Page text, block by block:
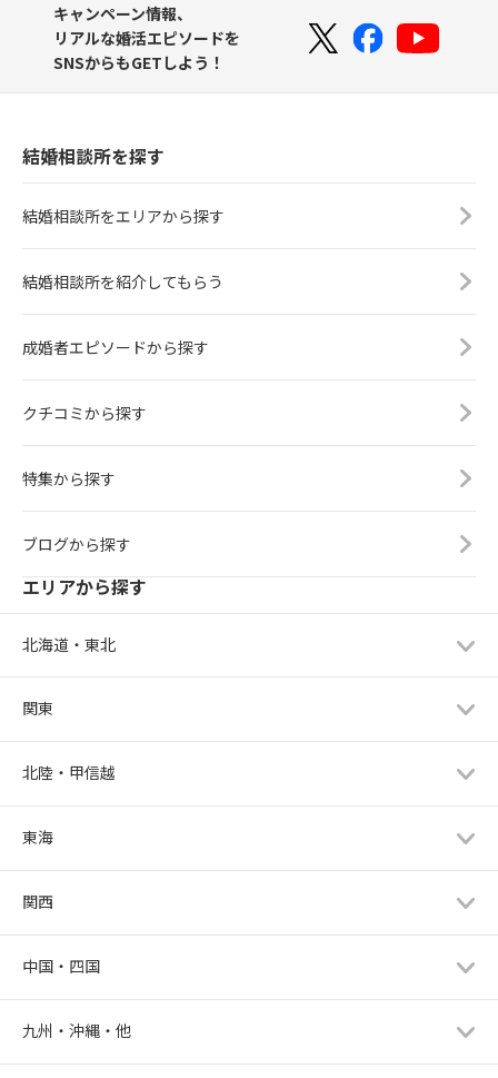
キャンペーン情報、
リアルな婚活エピソードを
SNSからもGETしよう！
結婚相談所を探す
結婚相談所をエリアから探す
結婚相談所を紹介してもらう
成婚者エピソードから探す
クチコミから探す
特集から探す
ブログから探す
エリアから探す
北海道・東北
関東
北陸・甲信越
東海
関西
中国・四国
九州・沖縄・他